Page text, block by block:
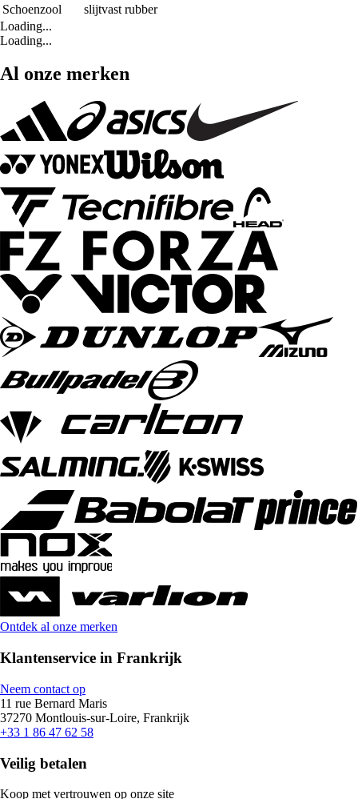
Schoenzool
slijtvast rubber
Loading...
Loading...
Al onze merken
Ontdek al onze merken
Klantenservice in Frankrijk
Neem contact op
11 rue Bernard Maris
37270 Montlouis-sur-Loire, Frankrijk
+33 1 86 47 62 58
Veilig betalen
Koop met vertrouwen op onze site